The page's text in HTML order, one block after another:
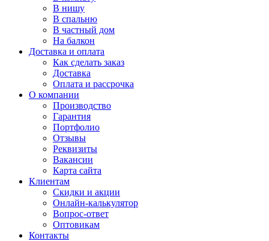
В нишу
В спальню
В частный дом
На балкон
Доставка и оплата
Как сделать заказ
Доставка
Оплата и рассрочка
О компании
Производство
Гарантия
Портфолио
Отзывы
Реквизиты
Вакансии
Карта сайта
Клиентам
Скидки и акции
Онлайн-калькулятор
Вопрос-ответ
Оптовикам
Контакты